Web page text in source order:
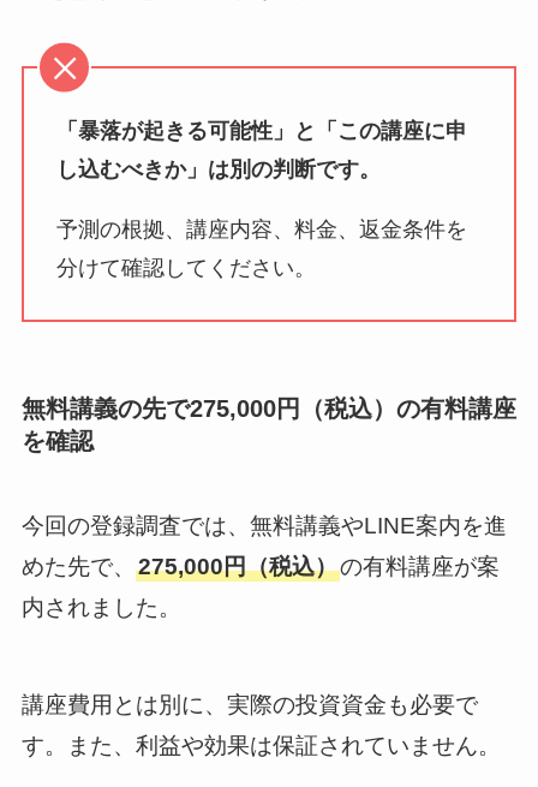
「暴落が起きる可能性」と「この講座に申
し込むべきか」は別の判断です。
予測の根拠、講座内容、料金、返金条件を
分けて確認してください。
無料講義の先で275,000円（税込）の有料講座
を確認
今回の登録調査では、無料講義やLINE案内を進
めた先で、 275,000円（税込）の有料講座が案
内されました。
講座費用とは別に、実際の投資資金も必要で
す。また、利益や効果は保証されていません。